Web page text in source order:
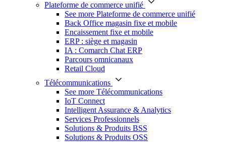
Plateforme de commerce unifié
See more Plateforme de commerce unifié
Back Office magasin fixe et mobile
Encaissement fixe et mobile
ERP : siège et magasin
IA : Comarch Chat ERP
Parcours omnicanaux
Retail Cloud
Télécommunications
See more Télécommunications
IoT Connect
Intelligent Assurance & Analytics
Services Professionnels
Solutions & Produits BSS
Solutions & Produits OSS